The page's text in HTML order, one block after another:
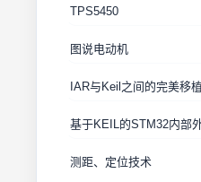
TPS5450
图说电动机
IAR与Keil之间的完美移
基于KEIL的STM32内部
测距、定位技术